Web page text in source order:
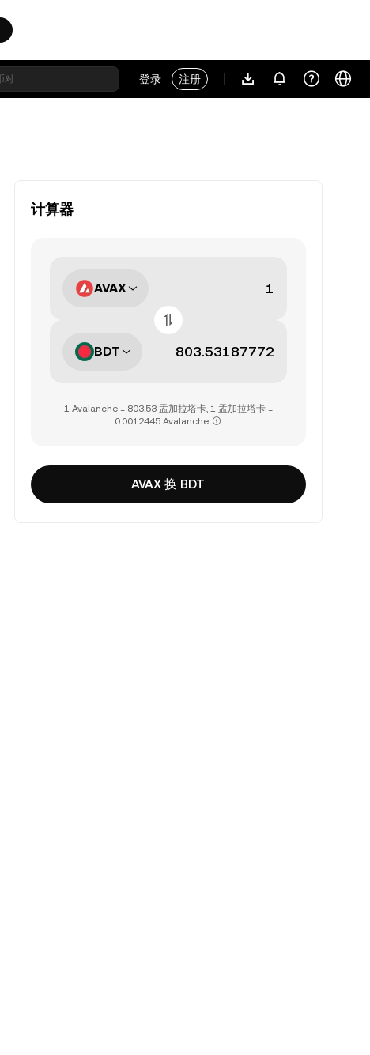
登录 注册
计算器
AVAX
BDT
1 Avalanche = 803.53 孟加拉塔卡, 1 孟加拉塔卡 =
0.0012445 Avalanche
AVAX 换 BDT